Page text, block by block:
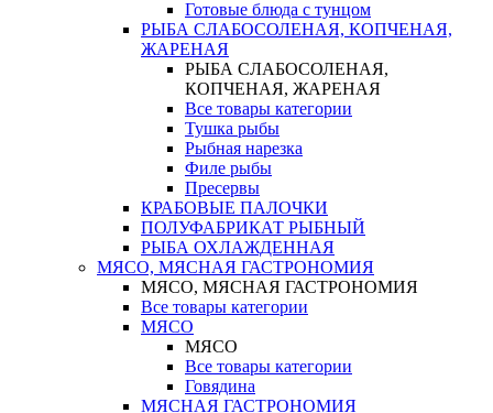
Готовые блюда с тунцом
РЫБА СЛАБОСОЛЕНАЯ, КОПЧЕНАЯ,
ЖАРЕНАЯ
РЫБА СЛАБОСОЛЕНАЯ,
КОПЧЕНАЯ, ЖАРЕНАЯ
Все товары категории
Тушка рыбы
Рыбная нарезка
Филе рыбы
Пресервы
КРАБОВЫЕ ПАЛОЧКИ
ПОЛУФАБРИКАТ РЫБНЫЙ
РЫБА ОХЛАЖДЕННАЯ
МЯСО, МЯСНАЯ ГАСТРОНОМИЯ
МЯСО, МЯСНАЯ ГАСТРОНОМИЯ
Все товары категории
МЯСО
МЯСО
Все товары категории
Говядина
МЯСНАЯ ГАСТРОНОМИЯ